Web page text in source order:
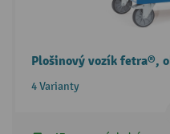
Plošinový vozík fetra®,
4 Varianty